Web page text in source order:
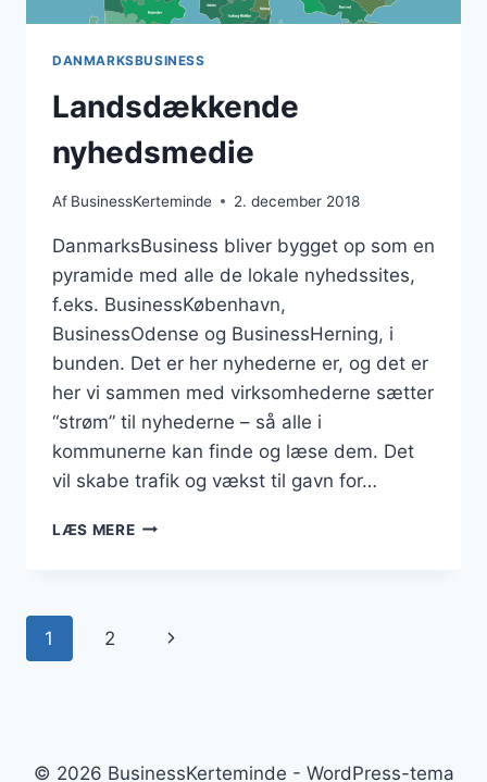
DANMARKSBUSINESS
Landsdækkende
nyhedsmedie
Af BusinessKerteminde 2. december 2018
DanmarksBusiness bliver bygget op som en
pyramide med alle de lokale nyhedssites,
f.eks. BusinessKøbenhavn,
BusinessOdense og BusinessHerning, i
bunden. Det er her nyhederne er, og det er
her vi sammen med virksomhederne sætter
“strøm” til nyhederne – så alle i
kommunerne kan finde og læse dem. Det
vil skabe trafik og vækst til gavn for…
LÆS MERELANDSDÆKKENDE
Side
1 2
Næste
© 2026 BusinessKerteminde - WordPress-tema